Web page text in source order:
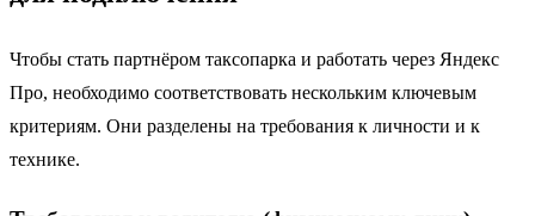
Чтобы стать партнёром таксопарка и работать через Яндекс
Про, необходимо соответствовать нескольким ключевым
критериям. Они разделены на требования к личности и к
технике.